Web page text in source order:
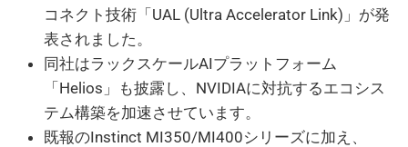
コネクト技術「UAL (Ultra Accelerator Link)」が発
表されました。
同社はラックスケールAIプラットフォーム
「Helios」も披露し、NVIDIAに対抗するエコシス
テム構築を加速させています。
既報のInstinct MI350/MI400シリーズに加え、